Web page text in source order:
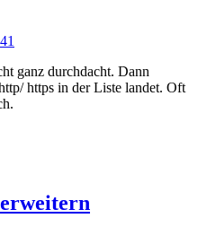
ganz durchdacht. Dann
https in der Liste landet. Oft